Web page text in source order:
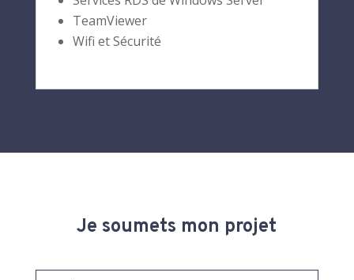
TeamViewer
Wifi et Sécurité
Je soumets mon projet